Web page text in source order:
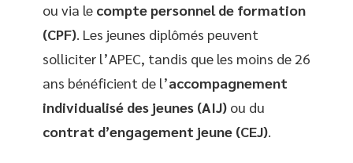
ou via le compte personnel de formation
(CPF). Les jeunes diplômés peuvent
solliciter l’APEC, tandis que les moins de 26
ans bénéficient de l’accompagnement
individualisé des jeunes (AIJ) ou du
contrat d’engagement jeune (CEJ).